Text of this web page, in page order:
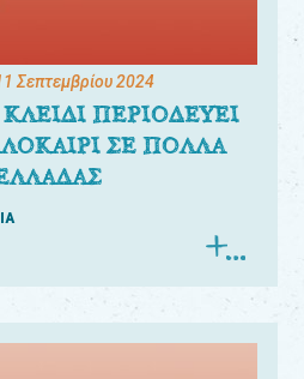
Σεπτεμβρίου 2024
ΠΕΡΙΟΔΕΥΕΙ
ΣΕ ΠΟΛΛΑ